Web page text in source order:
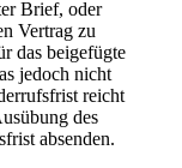
Brief, oder
Vertrag zu
das beigefügte
jedoch nicht
reicht
des
absenden.